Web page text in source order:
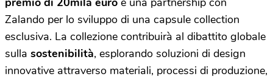
Zalando per lo sviluppo di una capsule collection
esclusiva. La collezione contribuirà al dibattito globale
sulla sostenibilità, esplorando soluzioni di design
innovative attraverso materiali, processi di produzione,